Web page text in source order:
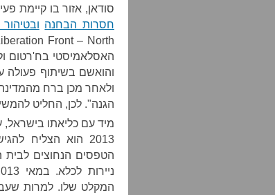
סודאן, אזור בו קיימת
חסרות הבחנה
האסלאמיסטי בח'רטום
והואשם בשיתוף פעולה
ולאחר מכן ברח
הגנה". לכן, החליט
מיד עם כליאתו
2013 הוא
הטפסים הנחוצים לבית
המקלט שלו. למרות